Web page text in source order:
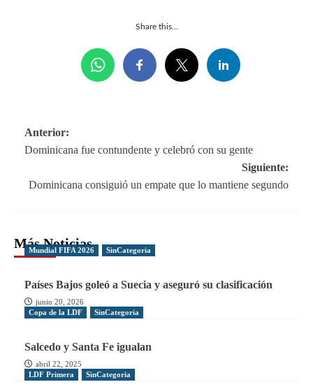
Share this...
Navegación
de
entradas
Anterior:
Dominicana fue contundente y celebró con su gente
Siguiente:
Dominicana consiguió un empate que lo mantiene segundo
Más Noticias
Mundial FIFA 2026 SinCategoria
Países Bajos goleó a Suecia y aseguró su clasificación
junio 20, 2026
Copa de la LDF
SinCategoria
Salcedo y Santa Fe igualan
abril 22, 2025
LDF Primera
SinCategoria